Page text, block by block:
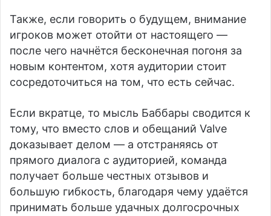
Также, если говорить о будущем, внимание
игроков может отойти от настоящего —
после чего начнётся бесконечная погоня за
новым контентом, хотя аудитории стоит
сосредоточиться на том, что есть сейчас.
Если вкратце, то мысль Баббары сводится к
тому, что вместо слов и обещаний Valve
доказывает делом — а отстраняясь от
прямого диалога с аудиторией, команда
получает больше честных отзывов и
большую гибкость, благодаря чему удаётся
принимать больше удачных долгосрочных